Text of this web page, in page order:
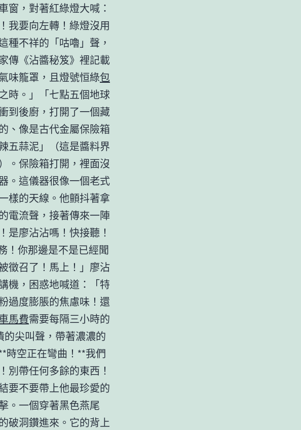
窗，對著紅綠燈大喊：
我要向左轉！綠燈沒用
種不祥的「咕嚕」聲，
傳《沾醬秘笈》裡記載
味籠罩，且燈號恒綠包
時。」「七點五個地球
到後廚，打開了一個藏
、像是古代金屬保險箱
五蒜泥」（這是醬料界
。保險箱打開，裡面沒
。這儀器很像一個老式
樣的天線。他顫抖著拿
電流聲，接著傳來一陣
是廖沾沾嗎！快接聽！
！你那邊是不是已經聞
徵召了！馬上！」廖沾
機，困惑地喊道：「特
過度膨脹的焦慮味！還
馬費需要每隔三小時的
尖叫聲，帶著濃濃的
時空正在彎曲！**我們
別帶任何多餘的東西！
要不要帶上他最珍愛的
。一個穿著黑色燕尾
破洞鑽進來。它的背上